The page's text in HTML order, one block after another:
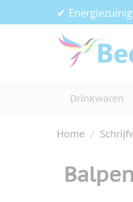
Ga naar de inhoud
✔
Drinkwaren
Home /